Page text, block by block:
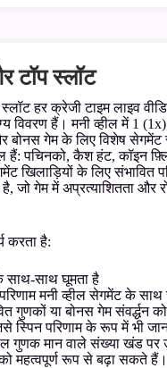
टॉप स्लॉट
हर क्रेजी टाइम लाइव
विवरण हैं। मनी व्हील में 1
बोनस गेम के लिए विशेष
हैं: पचिनको, कैश हंट, कॉइन
खिलाड़ियों के लिए संभावित
है, जो गेम में अप्रत्याशितता और
करता है:
साथ-साथ घूमता है
मनी व्हील सेगमेंट के साथ
गुणकों या बोनस गेम संवर्द्धन को
स्पिन परिणाम के रूप में भी
गुणक मान वाले संख्या खंड पर
महत्वपूर्ण रूप से बढ़ा सकते हैं।